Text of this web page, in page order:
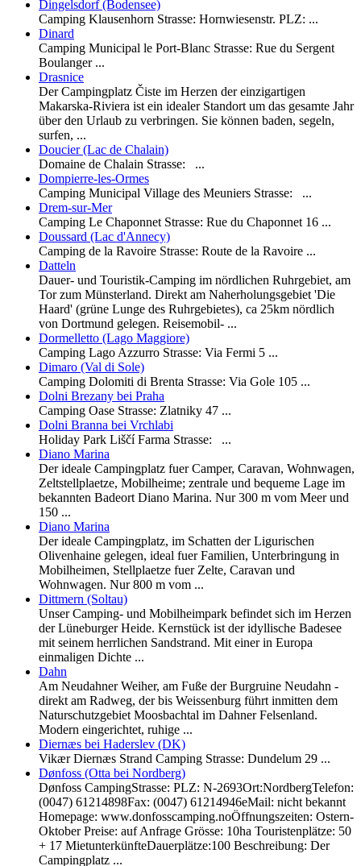
Dingelsdorf (Bodensee)
Camping Klausenhorn Strasse: Hornwiesenstr. PLZ: ...
Dinard
Camping Municipal le Port-Blanc Strasse: Rue du Sergent
Boulanger ...
Drasnice
Der Campingplatz Čiste im Herzen der einzigartigen
Makarska-Riviera ist ein idealer Standort um das gesamte Jahr
über den Urlaub zu verbringen. Sie können baden, segeln,
surfen, ...
Doucier (Lac de Chalain)
Domaine de Chalain Strasse: ...
Dompierre-les-Ormes
Camping Municipal Village des Meuniers Strasse: ...
Drem-sur-Mer
Camping Le Chaponnet Strasse: Rue du Chaponnet 16 ...
Doussard (Lac d'Annecy)
Camping de la Ravoire Strasse: Route de la Ravoire ...
Datteln
Dauer- und Touristik-Camping im nördlichen Ruhrgebiet, am
Tor zum Münsterland. Direkt am Naherholungsgebiet 'Die
Haard' (grüne Lunge des Ruhrgebietes), ca 25km nördlich
von Dortmund gelegen. Reisemobil- ...
Dormelletto (Lago Maggiore)
Camping Lago Azzurro Strasse: Via Fermi 5 ...
Dimaro (Val di Sole)
Camping Dolomiti di Brenta Strasse: Via Gole 105 ...
Dolni Brezany bei Praha
Camping Oase Strasse: Zlatniky 47 ...
Dolni Branna bei Vrchlabi
Holiday Park Liščí Farma Strasse: ...
Diano Marina
Der ideale Campingplatz fuer Camper, Caravan, Wohnwagen,
Zeltstellplaetze, Mobilheime; zentrale und bequeme Lage im
bekannten Badeort Diano Marina. Nur 300 m vom Meer und
150 ...
Diano Marina
Der ideale Campingplatz, im Schatten der Ligurischen
Olivenhaine gelegen, ideal fuer Familien, Unterbringung in
Mobilheimen, Stellplaetze fuer Zelte, Caravan und
Wohnwagen. Nur 800 m vom ...
Dittmern (Soltau)
Unser Camping- und Mobilheimpark befindet sich im Herzen
der Lüneburger Heide. Kernstück ist der idyllische Badesee
mit seinem herrlichen Sandstrand. Mit einer in Europa
einmaligen Dichte ...
Dahn
Am Neudahner Weiher, am Fuße der Burgruine Neudahn -
direkt am Radweg, der bis Weissenburg führt inmitten dem
Naturschutzgebiet Moosbachtal im Dahner Felsenland.
Modern eingerichtet, ruhige ...
Diernæs bei Haderslev (DK)
Vikær Diernæs Strand Camping Strasse: Dundelum 29 ...
Dønfoss (Otta bei Nordberg)
Dønfoss CampingStrasse: PLZ: N-2693Ort:NordbergTelefon:
(0047) 61214898Fax: (0047) 61214946eMail: nicht bekannt
Homepage: www.donfosscamping.noÖffnungszeiten: Ostern-
Oktober Preise: auf Anfrage Grösse: 10ha Touristenplätze: 50
+ 17 MietunterkünfteDauerplätze:100 Beschreibung: Der
Campingplatz ...